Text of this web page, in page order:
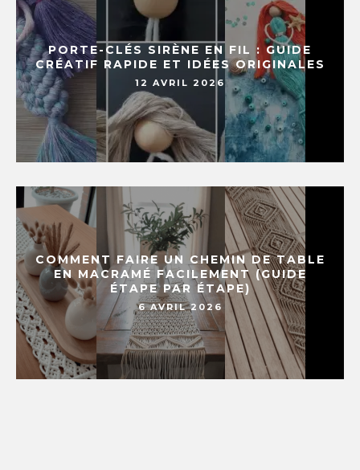
PORTE-CLÉS SIRÈNE EN FIL : GUIDE
CRÉATIF RAPIDE ET IDÉES ORIGINALES
12 AVRIL 2026
COMMENT FAIRE UN CHEMIN DE TABLE
EN MACRAMÉ FACILEMENT (GUIDE
ÉTAPE PAR ÉTAPE)
6 AVRIL 2026